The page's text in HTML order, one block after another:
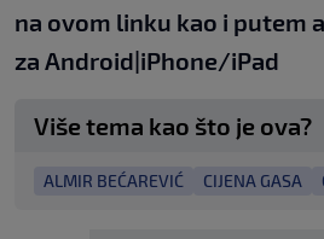
na ovom linku kao i putem
za Android|iPhone/iPad
Više tema kao što je ova?
ALMIR BEĆAREVIĆ CIJENA GASA